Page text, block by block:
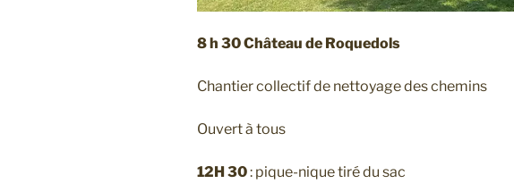
8 h 30 Château de Roquedols
Chantier collectif de nettoyage des chemins
Ouvert à tous
12H 30: pique-nique tiré du sac